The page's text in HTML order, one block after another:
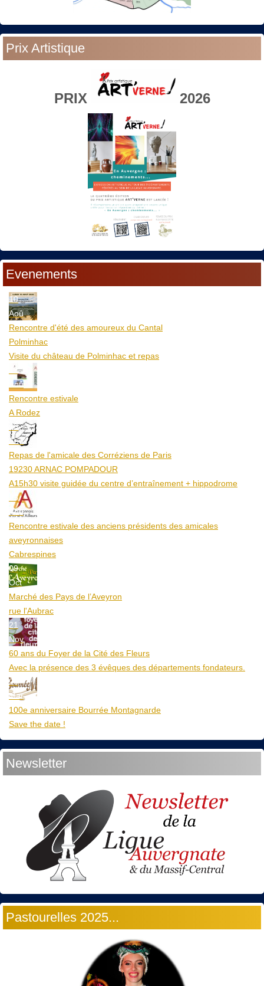
Prix Artistique
PRIX 2026
Evenements
10
Aoû
Rencontre d'été des amoureux du Cantal
Polminhac
Visite du château de Polminhac et repas
12
Aoû
Rencontre estivale
A Rodez
23
Aoû
Repas de l'amicale des Corréziens de Paris
19230 ARNAC POMPADOUR
A15h30 visite guidée du centre d’entraînement + hippodrome
25
Aoû
Rencontre estivale des anciens présidents des amicales
aveyronnaises
Cabrespines
09
Oct
Marché des Pays de l’Aveyron
rue l'Aubrac
21
Nov
60 ans du Foyer de la Cité des Fleurs
Avec la présence des 3 évêques des départements fondateurs.
20
Mar
100e anniversaire Bourrée Montagnarde
Save the date !
Newsletter
Pastourelles 2025...